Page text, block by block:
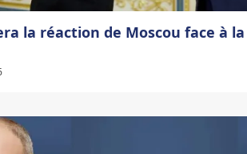
la réaction de Moscou face à